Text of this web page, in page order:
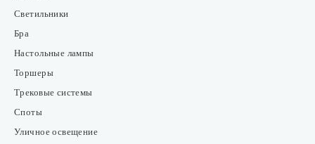
Светильники
Бра
Настольные лампы
Торшеры
Трековые системы
Споты
Уличное освещение